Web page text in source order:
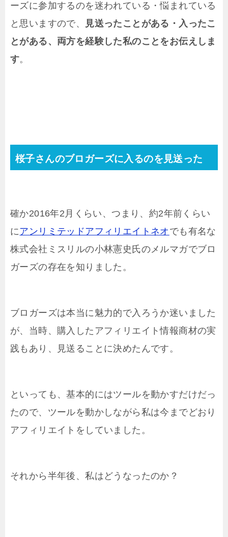
ーズに参加するのを迷われている・悩まれている
と思いますので、
見送ったことがある・入ったこ
とがある、両方を経験した私のことをお伝えしま
す。
桜子さんのブロガーズに入るのを見送った
確か2016年2月くらい、つまり、約2年前くらい
にアンリミテッドアフィリエイトネオ でも有名な
株式会社ミスリルの小林憲史氏のメルマガでブロ
ガーズの存在を知りました。
ブロガーズは本当に魅力的で入ろうか迷いました
が、当時、購入したアフィリエイト情報商材の実
践もあり、見送ることに決めたんです。
といっても、基本的にはツールを動かすだけだっ
たので、ツールを動かしながら私は今までどおり
アフィリエイトをしていました。
それから半年後、私はどうなったのか？